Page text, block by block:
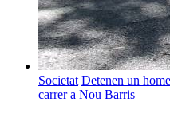
Societat Detenen un
carrer a Nou Barris